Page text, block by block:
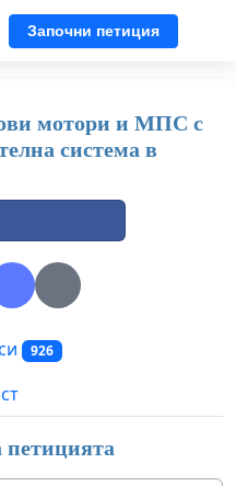
Започни петиция
мотори и МПС с
система в
926
петицията